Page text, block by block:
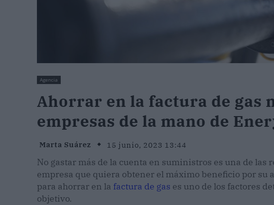
Agencia
Ahorrar en la factura de gas
empresas de la mano de
Marta Suárez 15 junio, 2023 13:44
No gastar más de la cuenta en suministros es una de las
empresa que quiera obtener el máximo beneficio por
para ahorrar en la factura de gas es uno de los factores
objetivo.